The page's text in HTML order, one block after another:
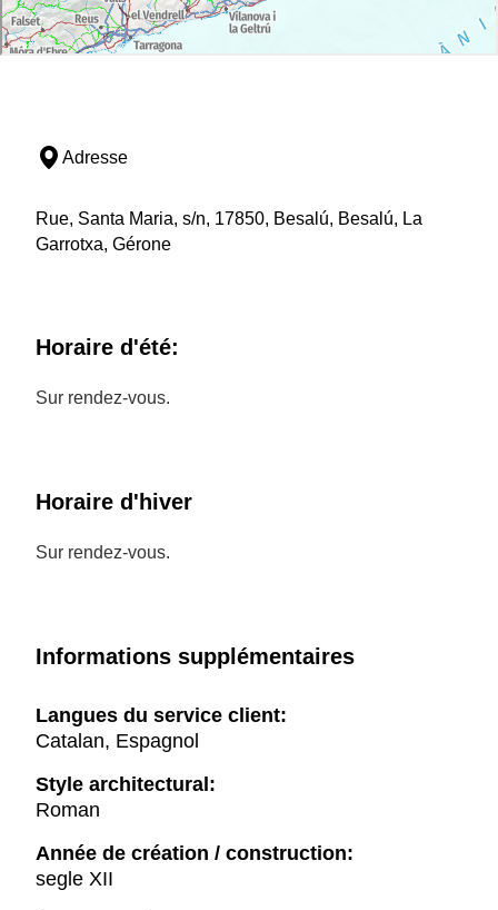
Adresse
Rue, Santa Maria, s/n, 17850, Besalú, Besalú, La
Garrotxa, Gérone
Horaire d'été:
Sur rendez-vous.
Horaire d'hiver
Sur rendez-vous.
Informations supplémentaires
Langues du service client:
Catalan, Espagnol
Style architectural:
Roman
Année de création / construction:
segle XII